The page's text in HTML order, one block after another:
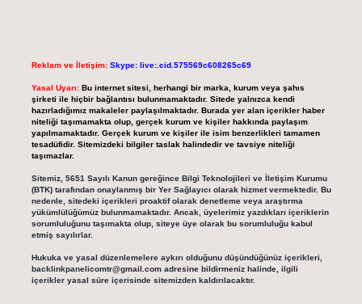
Reklam ve İletişim: Skype: live:.cid.575569c608265c69
Yasal Uyarı: Bu internet sitesi, herhangi bir marka, kurum veya şahıs
şirketi ile hiçbir bağlantısı bulunmamaktadır. Sitede yalnızca kendi
hazırladığımız makaleler paylaşılmaktadır. Burada yer alan içerikler haber
niteliği taşımamakta olup, gerçek kurum ve kişiler hakkında paylaşım
yapılmamaktadır. Gerçek kurum ve kişiler ile isim benzerlikleri tamamen
tesadüfidir. Sitemizdeki bilgiler taslak halindedir ve tavsiye niteliği
taşımazlar.
Sitemiz, 5651 Sayılı Kanun gereğince Bilgi Teknolojileri ve İletişim Kurumu
(BTK) tarafından onaylanmış bir Yer Sağlayıcı olarak hizmet vermektedir. Bu
nedenle, sitedeki içerikleri proaktif olarak denetleme veya araştırma
yükümlülüğümüz bulunmamaktadır. Ancak, üyelerimiz yazdıkları içeriklerin
sorumluluğunu taşımakta olup, siteye üye olarak bu sorumluluğu kabul
etmiş sayılırlar.
Hukuka ve yasal düzenlemelere aykırı olduğunu düşündüğünüz içerikleri,
backlinkpanelicomtr@gmail.comadresine bildirmeniz halinde, ilgili
içerikler yasal süre içerisinde sitemizden kaldırılacaktır.